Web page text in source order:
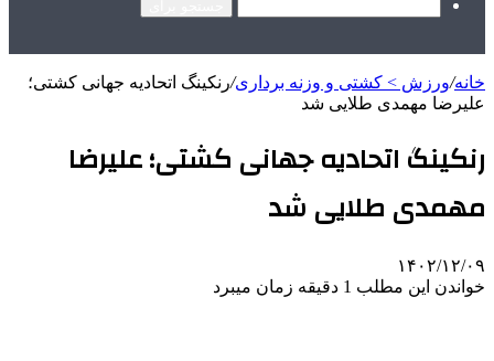
خانه/ورزش > کشتی و وزنه برداری/رنکینگ اتحادیه جهانی کشتی؛
علیرضا مهمدی طلایی شد
رنکینگ اتحادیه جهانی کشتی؛ علیرضا
مهمدی طلایی شد
۱۴۰۲/۱۲/۰۹
خواندن این مطلب 1 دقیقه زمان میبرد